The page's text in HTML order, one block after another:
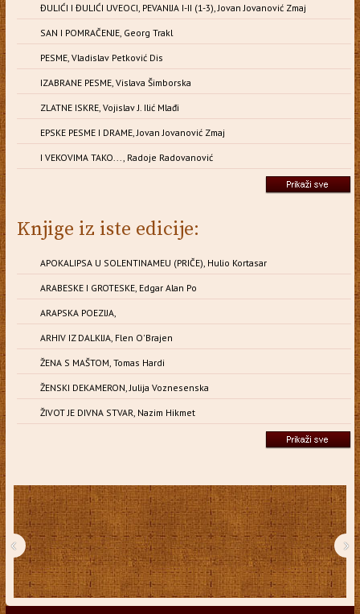
ĐULIĆI I ĐULIĆI UVEOCI, PEVANIJA I-II (1-3), Jovan Jovanović Zmaj
SAN I POMRAČENJE, Georg Trakl
PESME, Vladislav Petković Dis
IZABRANE PESME, Vislava Šimborska
ZLATNE ISKRE, Vojislav J. Ilić Mlađi
EPSKE PESME I DRAME, Jovan Jovanović Zmaj
I VEKOVIMA TAKO..., Radoje Radovanović
Knjige iz iste edicije:
APOKALIPSA U SOLENTINAMEU (PRIČE), Hulio Kortasar
ARABESKE I GROTESKE, Edgar Alan Po
ARAPSKA POEZIJA,
ARHIV IZ DALKIJA, Flen O'Brajen
ŽENA S MAŠTOM, Tomas Hardi
ŽENSKI DEKAMERON, Julija Voznesenska
ŽIVOT JE DIVNA STVAR, Nazim Hikmet
‹ ›